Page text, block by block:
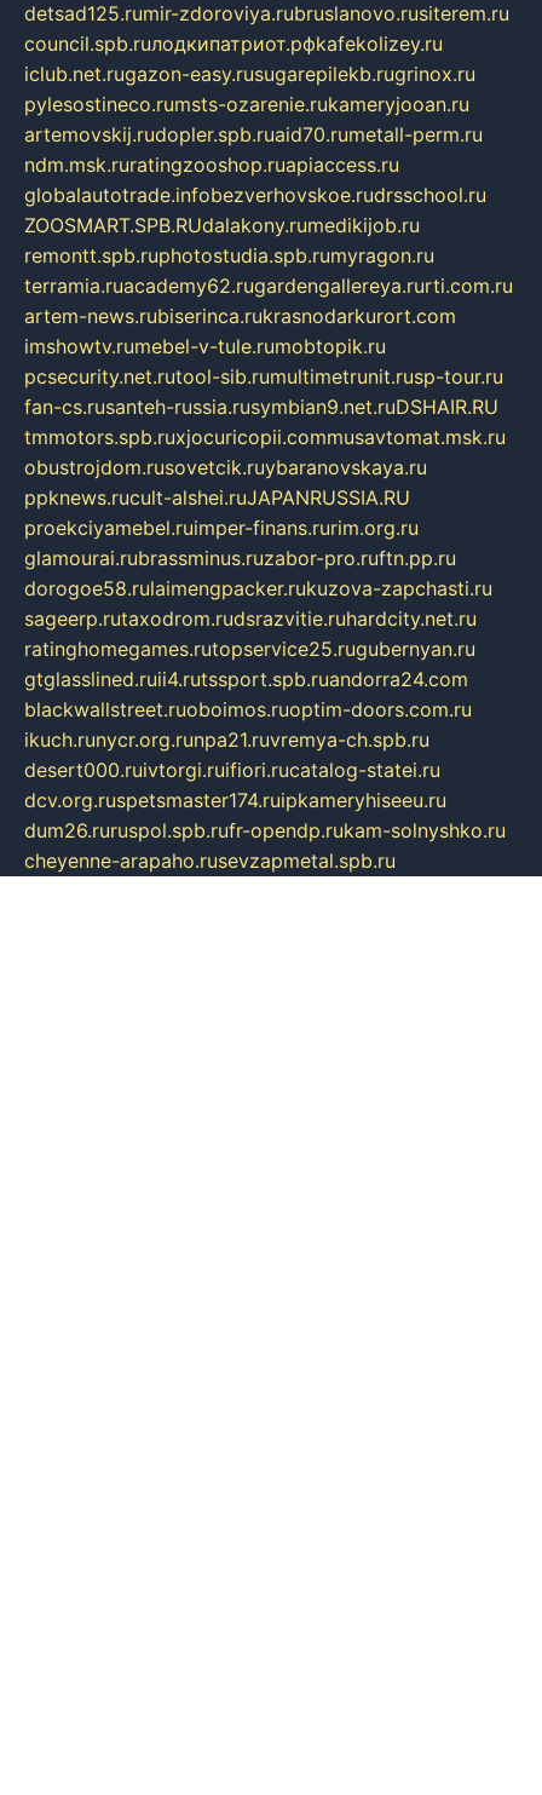
detsad125.rumir-zdoroviya.rubruslanovo.rusiterem.ru
council.spb.ruлодкипатриот.рфkafekolizey.ru
iclub.net.rugazon-easy.rusugarepilekb.rugrinox.ru
pylesostineco.rumsts-ozarenie.rukameryjooan.ru
artemovskij.rudopler.spb.ruaid70.rumetall-perm.ru
ndm.msk.ruratingzooshop.ruapiaccess.ru
globalautotrade.infobezverhovskoe.rudrsschool.ru
ZOOSMART.SPB.RUdalakony.rumedikijob.ru
remontt.spb.ruphotostudia.spb.rumyragon.ru
terramia.ruacademy62.rugardengallereya.rurti.com.ru
artem-news.rubiserinca.rukrasnodarkurort.com
imshowtv.rumebel-v-tule.rumobtopik.ru
pcsecurity.net.rutool-sib.rumultimetrunit.rusp-tour.ru
fan-cs.rusanteh-russia.rusymbian9.net.ruDSHAIR.RU
tmmotors.spb.ruxjocuricopii.commusavtomat.msk.ru
obustrojdom.rusovetcik.ruybaranovskaya.ru
ppknews.rucult-alshei.ruJAPANRUSSIA.RU
proekciyamebel.ruimper-finans.rurim.org.ru
glamourai.rubrassminus.ruzabor-pro.ruftn.pp.ru
dorogoe58.rulaimengpacker.rukuzova-zapchasti.ru
sageerp.rutaxodrom.rudsrazvitie.ruhardcity.net.ru
ratinghomegames.rutopservice25.rugubernyan.ru
gtglasslined.ruii4.rutssport.spb.ruandorra24.com
blackwallstreet.ruoboimos.ruoptim-doors.com.ru
ikuch.runycr.org.runpa21.ruvremya-ch.spb.ru
desert000.ruivtorgi.ruifiori.rucatalog-statei.ru
dcv.org.ruspetsmaster174.ruipkameryhiseeu.ru
dum26.ruruspol.spb.rufr-opendp.rukam-solnyshko.ru
cheyenne-arapaho.rusevzapmetal.spb.ru